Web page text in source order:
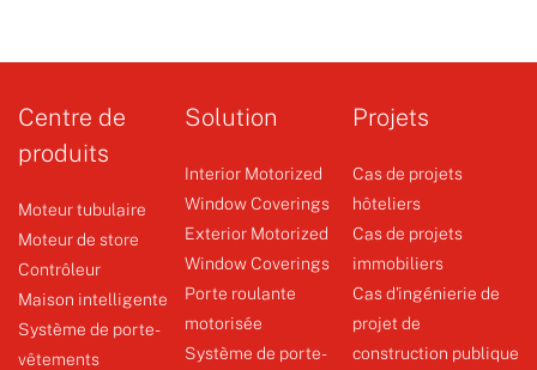
WSRE8013
Système de porte-vêtements
+
Centre de
produits
Moteur tubulaire
Moteur de store
Contrôleur
Maison intelligente
Système de porte-
vêtements
Solution
Interior Motorized
Window Coverings
Exterior Motorized
Window Coverings
Porte roulante
motorisée
Système de porte-
Projets
Cas de projets
hôteliers
Cas de projets
immobiliers
Cas d'ingénierie de
projet de
construction publique